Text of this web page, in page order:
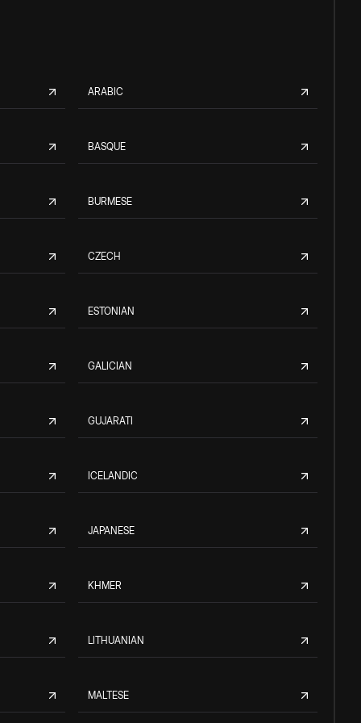
ARABIC
BASQUE
BURMESE
CZECH
ESTONIAN
GALICIAN
GUJARATI
ICELANDIC
JAPANESE
KHMER
LITHUANIAN
MALTESE